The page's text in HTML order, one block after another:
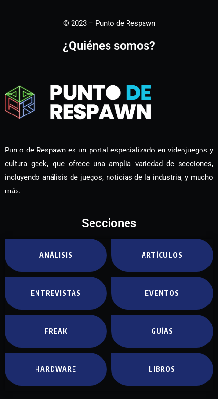
© 2023 – Punto de Respawn
¿Quiénes somos?
Punto de Respawn es un portal especializado en videojuegos y
cultura geek, que ofrece una amplia variedad de secciones,
incluyendo análisis de juegos, noticias de la industria, y mucho
más.
Secciones
ANÁLISIS ARTÍCULOS
ENTREVISTAS EVENTOS
FREAK GUÍAS
HARDWARE LIBROS